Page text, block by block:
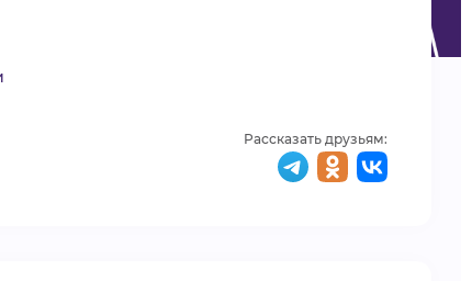
Рассказать друзьям: